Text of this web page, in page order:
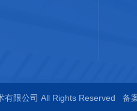
有限公司 All Rights Reserved 备